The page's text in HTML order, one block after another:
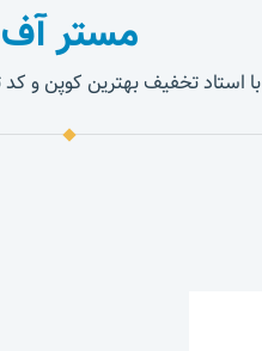
مستر آف
با استاد تخفیف بهترین کوپن و کد